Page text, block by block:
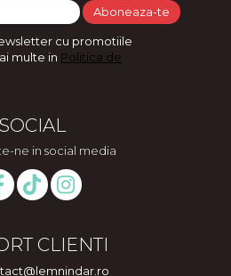
cu promotiile
multe in Politica de
SOCIAL
ne in social media
CLIENTI